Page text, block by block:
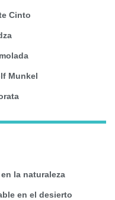
Cinto
Munkel
la naturaleza
en el desierto